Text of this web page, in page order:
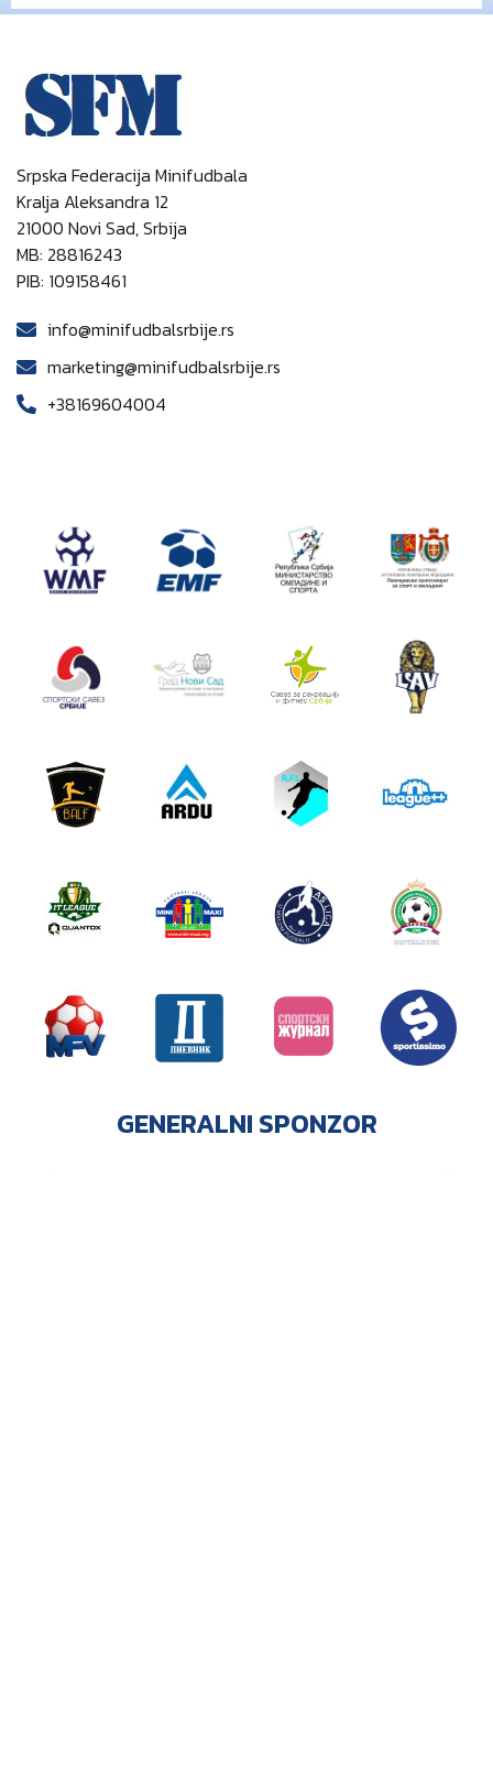
Srpska Federacija Minifudbala
Kralja Aleksandra 12
21000 Novi Sad, Srbija
MB: 28816243
PIB: 109158461
info@minifudbalsrbije.rs
marketing@minifudbalsrbije.rs
+38169604004
GENERALNI SPONZOR